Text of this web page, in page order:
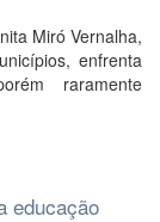
Miró Vernalha,
enfrenta
raramente
educação